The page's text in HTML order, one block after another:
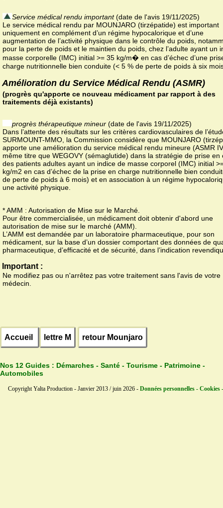
Service médical rendu important(date de l'avis 19/11/2025)
Le service médical rendu par MOUNJARO (tirzépatide) est important
uniquement en complément d’un régime hypocalorique et d’une
augmentation de l’activité physique dans le contrôle du poids,
pour la perte de poids et le maintien du poids, chez l’adulte ayant un
masse corporelle (IMC) initial >= 35 kg/m� en cas d’échec d’une
charge nutritionnelle bien conduite (< 5 % de perte de poids à six
Amélioration du Service Médical Rendu (ASMR)
(progrès qu'apporte ce nouveau médicament par rapport à des
traitements déjà existants)
progrès thérapeutique mineur (date de l'avis 19/11/2025)
Dans l’attente des résultats sur les critères cardiovasculaires de
SURMOUNT-MMO, la Commission considère que MOUNJARO
apporte une amélioration du service médical rendu mineure (ASMR
même titre que WEGOVY (sémaglutide) dans la stratégie de prise en
des patients adultes ayant un indice de masse corporel (IMC) initial
kg/m2 en cas d’échec de la prise en charge nutritionnelle bien
de perte de poids à 6 mois) et en association à un régime
une activité physique.
* AMM : Autorisation de Mise sur le Marché.
Pour être commercialisée, un médicament doit obtenir d'abord une
autorisation de mise sur le marché (AMM).
L’AMM est demandée par un laboratoire pharmaceutique, pour son
médicament, sur la base d’un dossier comportant des données de
pharmaceutique, d’efficacité et de sécurité, dans l’indication
Important :
Ne modifiez pas ou n'arrêtez pas votre traitement sans l'avis de votre
médecin.
Accueil lettre M retour Mounjaro
Nos 12 Guides : Démarches - Santé - Tourisme - Patrimoine -
Automobiles
Copyright Yalta Production - Janvier 2013 / juin 2026 - Données personnelles - Cookies